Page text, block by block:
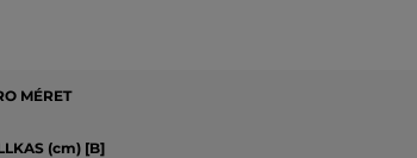
MÉRET
(cm) [B]